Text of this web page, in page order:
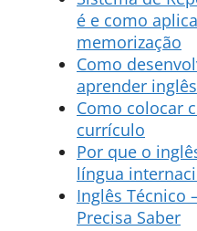
é e como
memorização
Como
aprender
Como colocar
currículo
Por que o
língua
Inglês Técnico
Precisa Saber